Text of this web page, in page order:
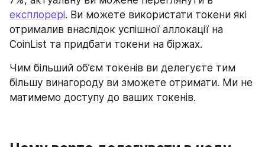
експлорері. Ви можете використати токени які
отрималив внаслідок успішної аллокації на
CoinList та придбати токени на біржах.
Чим більший об’єм токенів ви делегуєте тим
більшу винагороду ви зможете отримати. Ми не
матимемо доступу до ваших токенів.